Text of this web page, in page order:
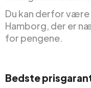
Du kan derfor være
Hamborg, der er
for pengene.
Bedste